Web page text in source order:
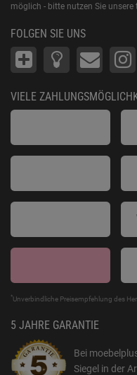
möglich - bitte nutzen Sie
FOLGEN SIE UNS
VIELE
*Unverbindliche Preisempfehlung des
5 JAHRE GARANTIE
Bei
Siegel in der